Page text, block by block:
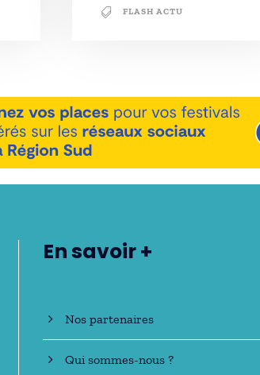
FLASH ACTU
En savoir +
Nos partenaires
Qui sommes-nous ?